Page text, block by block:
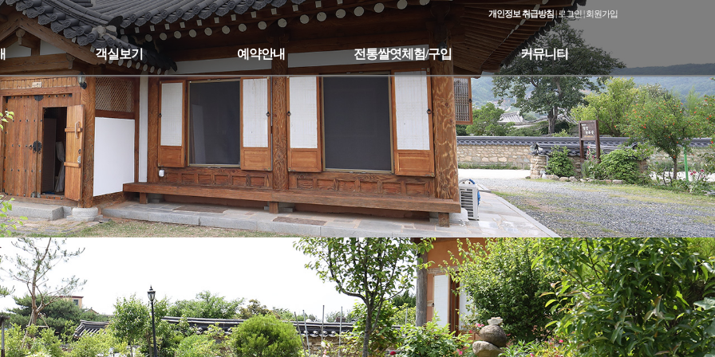
개인정보 취급방침|로그인|회원가입
객실보기 예약안내 전통쌀엿체험/구입 커뮤니티